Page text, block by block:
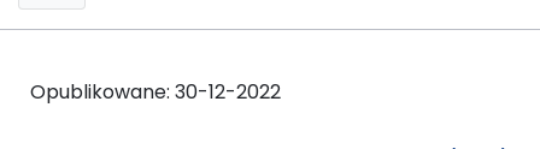
Opublikowane: 30-12-2022